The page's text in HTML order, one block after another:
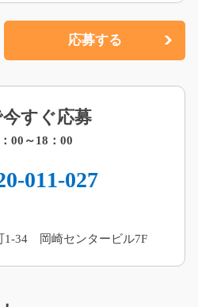
応募する
すぐ応募
00～18：00
011-027
1-34 岡崎センタービル7F